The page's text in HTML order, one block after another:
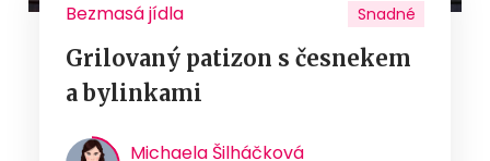
Bezmasá jídla Snadné
Grilovaný patizon s česnekem
a bylinkami
Michaela Šilháčková